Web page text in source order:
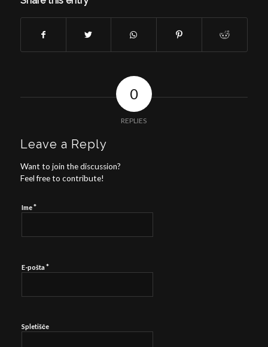
0
REPLIES
Leave a Reply
Want to join the discussion?
Feel free to contribute!
Ime*
E-pošta*
Spletišče